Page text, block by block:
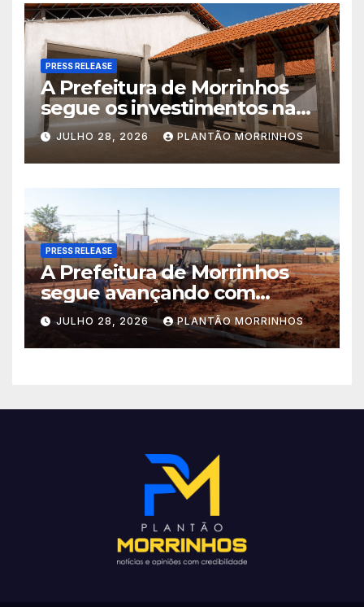
PRESS RELEASE
A Prefeitura de Morrinhos
segue os investimentos na
educação. A obra da Escola
Municipal Eudóxio de
Figueiredo avança em ritmo
acelerado e já ganha forma.
JULHO 28, 2026 PLANTÃO MORRINHOS
PRESS RELEASE
A Prefeitura de Morrinhos
segue avançando com
importantes investimentos
no Setor Arca de Noé.
JULHO 28, 2026 PLANTÃO MORRINHOS